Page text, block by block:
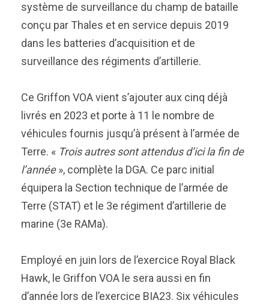
système de surveillance du champ de bataille
conçu par Thales et en service depuis 2019
dans les batteries d’acquisition et de
surveillance des régiments d’artillerie.
Ce Griffon VOA vient s’ajouter aux cinq déjà
livrés en 2023 et porte à 11 le nombre de
véhicules fournis jusqu’à présent à l’armée de
Terre. « Trois autres sont attendus d’ici la fin de
l’année», complète la DGA. Ce parc initial
équipera la Section technique de l’armée de
Terre (STAT) et le 3e régiment d’artillerie de
marine (3e RAMa).
Employé en juin lors de l’exercice Royal Black
Hawk, le Griffon VOA le sera aussi en fin
d’année lors de l’exercice BIA23. Six véhicules